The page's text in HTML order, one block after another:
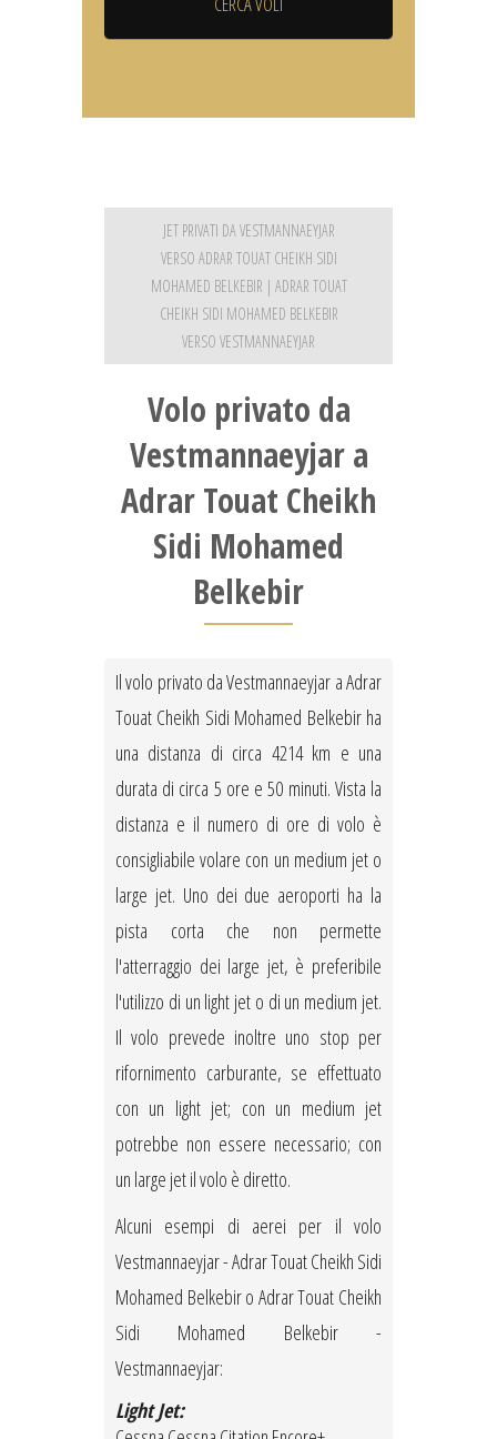
JET PRIVATI DA VESTMANNAEYJAR
VERSO ADRAR TOUAT CHEIKH SIDI
MOHAMED BELKEBIR | ADRAR TOUAT
CHEIKH SIDI MOHAMED BELKEBIR
VERSO VESTMANNAEYJAR
Volo privato da
Vestmannaeyjar a
Adrar Touat Cheikh
Sidi Mohamed
Belkebir
Il volo privato da Vestmannaeyjar a Adrar
Touat Cheikh Sidi Mohamed Belkebir ha
una distanza di circa 4214 km e una
durata di circa 5 ore e 50 minuti. Vista la
distanza e il numero di ore di volo è
consigliabile volare con un medium jet o
large jet. Uno dei due aeroporti ha la
pista corta che non permette
l'atterraggio dei large jet, è preferibile
l'utilizzo di un light jet o di un medium jet.
Il volo prevede inoltre uno stop per
rifornimento carburante, se effettuato
con un light jet; con un medium jet
potrebbe non essere necessario; con
un large jet il volo è diretto.
Alcuni esempi di aerei per il volo
Vestmannaeyjar - Adrar Touat Cheikh Sidi
Mohamed Belkebir o Adrar Touat Cheikh
Sidi Mohamed Belkebir -
Vestmannaeyjar:
Light Jet: